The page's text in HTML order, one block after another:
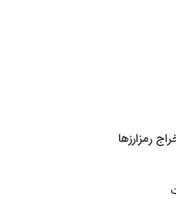
رمزارزها